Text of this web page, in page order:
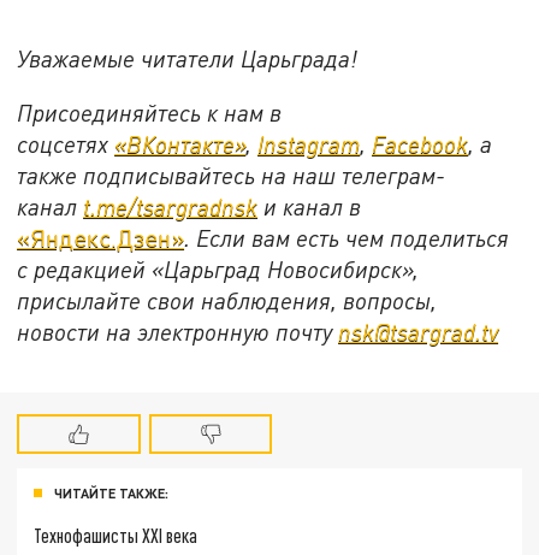
Уважаемые читатели Царьграда!
Присоединяйтесь к нам в
соцсетях «ВКонтакте», Instagram, Facebook, а
также подписывайтесь на наш телеграм-
канал t.me/tsargradnsk и канал в
«Яндекс.Дзен». Если вам есть чем поделиться
с редакцией «Царьград Новосибирск»,
присылайте свои наблюдения, вопросы,
новости на электронную почту nsk@tsargrad.tv
ЧИТАЙТЕ ТАКЖЕ:
Технофашисты XXI века